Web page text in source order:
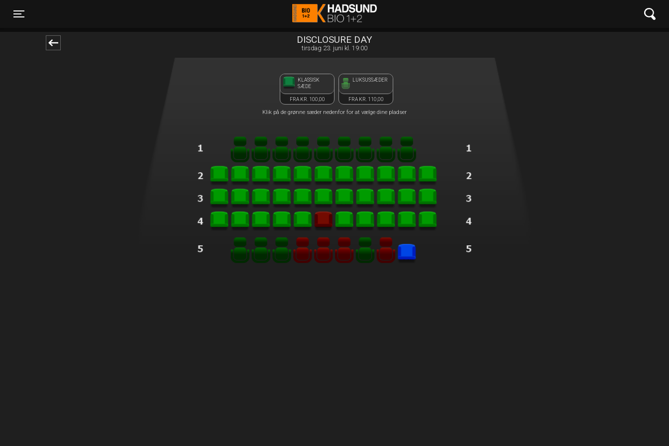
Hadsund Bio 1+2
DISCLOSURE DAY
tirsdag 23. juni kl. 19:00
KLASSISK
SÆDE
FRA KR. 100,00
LUKSUSSÆDER
FRA KR. 110,00
Klik på de grønne sæder nedenfor for at vælge dine pladser
front05-temp 012043